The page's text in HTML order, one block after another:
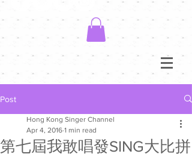
Post
第七屆我敢唱發SING大比拼
Hong Kong Singer Channel
Apr 4, 2016 1 min read